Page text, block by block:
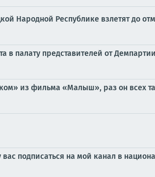
Народной Республике взлетят до
в палату представителей от Демпартии
из фильма «Малыш», раз он всех
подписаться на мой канал в